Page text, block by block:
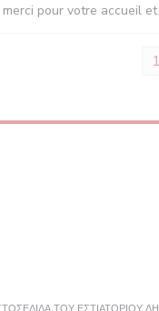
pour votre accueil
1